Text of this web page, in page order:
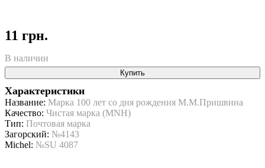
11 грн.
В наличии
Купить
Характеристики
Название: Марка 100 лет со дня рождения М.М.Пришвина
Качество: Чистая марка (MNH)
Тип: Почтовая марка
Загорский: №4143
Michel: №SU 4087